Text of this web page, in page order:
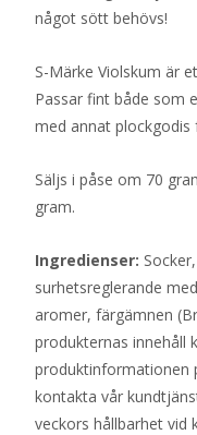
något sött behövs!
S-Märke Violskum är
Passar fint både som
med annat plockgodis
Säljs i påse om 70
gram.
Ingredienser:
surhetsreglerande
aromer, färgämnen
produkternas innehåll
produktinformationen
kontakta vår
veckors hållbarhet vid